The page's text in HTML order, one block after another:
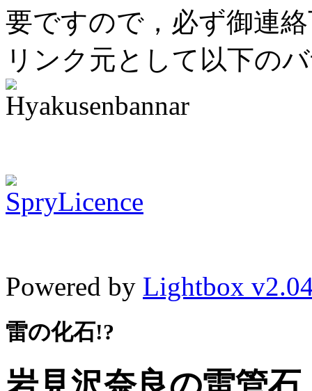
要ですので，必ず御連
リンク元として以下の
Powered by Lightbox
雷の化石!?